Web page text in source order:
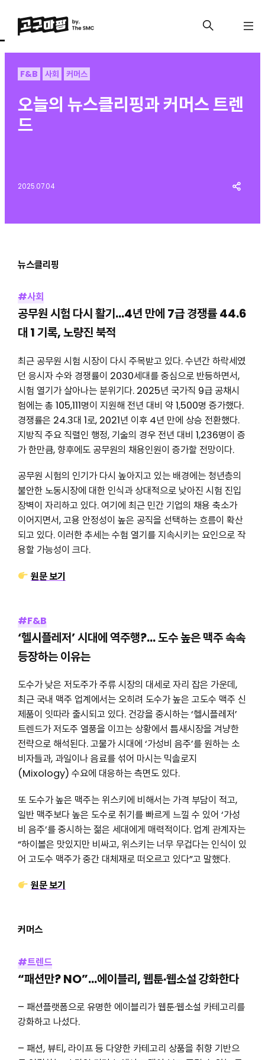
F&B 사회 커머스
오늘의 뉴스클리핑과 커머스 트렌
드
2025.07.04
뉴스클리핑
#사회
공무원 시험 다시 활기…4년 만에 7급 경쟁률 44.6
대 1 기록, 노량진 북적
최근 공무원 시험 시장이 다시 주목받고 있다. 수년간 하락세였
던 응시자 수와 경쟁률이 2030세대를 중심으로 반등하면서,
시험 열기가 살아나는 분위기다. 2025년 국가직 9급 공채시
험에는 총 105,111명이 지원해 전년 대비 약 1,500명 증가했다.
경쟁률은 24.3대 1로, 2021년 이후 4년 만에 상승 전환했다.
지방직 주요 직렬인 행정, 기술의 경우 전년 대비 1,236명이 증
가 한만큼, 향후에도 공무원의 채용인원이 증가할 전망이다.
공무원 시험의 인기가 다시 높아지고 있는 배경에는 청년층의
불안한 노동시장에 대한 인식과 상대적으로 낮아진 시험 진입
장벽이 자리하고 있다. 여기에 최근 민간 기업의 채용 축소가
이어지면서, 고용 안정성이 높은 공직을 선택하는 흐름이 확산
되고 있다. 이러한 추세는 수험 열기를 지속시키는 요인으로 작
용할 가능성이 크다.
원문 보기
#F&B
‘헬시플레저’ 시대에 역주행?… 도수 높은 맥주 속속
등장하는 이유는
도수가 낮은 저도주가 주류 시장의 대세로 자리 잡은 가운데,
최근 국내 맥주 업계에서는 오히려 도수가 높은 고도수 맥주 신
제품이 잇따라 출시되고 있다. 건강을 중시하는 ‘헬시플레저’
트렌드가 저도주 열풍을 이끄는 상황에서 틈새시장을 겨냥한
전략으로 해석된다. 고물가 시대에 ‘가성비 음주’를 원하는 소
비자들과, 과일이나 음료를 섞어 마시는 믹솔로지
(Mixology) 수요에 대응하는 측면도 있다.
또 도수가 높은 맥주는 위스키에 비해서는 가격 부담이 적고,
일반 맥주보다 높은 도수로 취기를 빠르게 느낄 수 있어 ‘가성
비 음주’를 중시하는 젊은 세대에게 매력적이다. 업계 관계자는
“하이볼은 맛있지만 비싸고, 위스키는 너무 무겁다는 인식이 있
어 고도수 맥주가 중간 대체재로 떠오르고 있다”고 말했다.
원문 보기
커머스
#트렌드
“패션만? NO”…에이블리, 웹툰·웹소설 강화한다
– 패션플랫폼으로 유명한 에이블리가 웹툰·웹소설 카테고리를
강화하고 나섰다.
– 패션, 뷰티, 라이프 등 다양한 카테고리 상품을 취향 기반으